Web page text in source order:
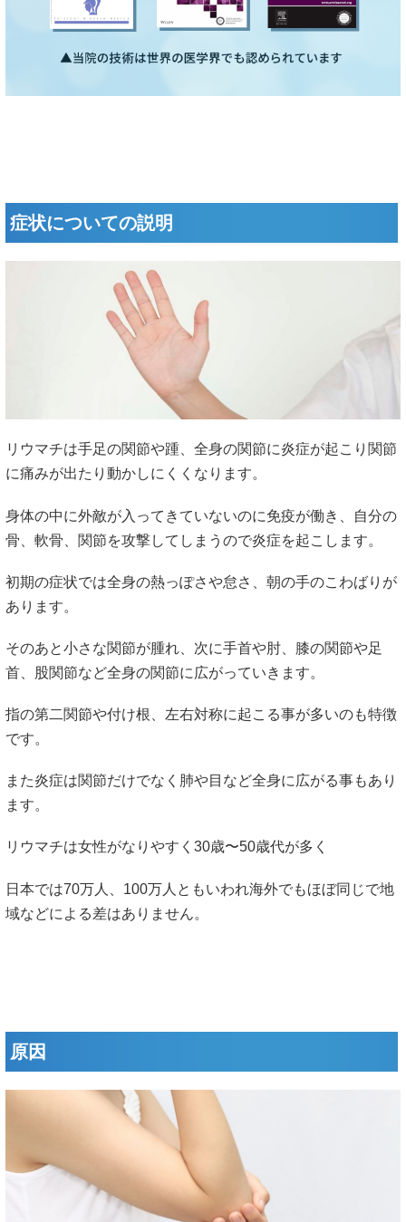
症状についての説明
リウマチは手足の関節や踵、全身の関節に炎症が起こり関節
に痛みが出たり動かしにくくなります。
身体の中に外敵が入ってきていないのに免疫が働き、自分の
骨、軟骨、関節を攻撃してしまうので炎症を起こします。
初期の症状では全身の熱っぽさや怠さ、朝の手のこわばりが
あります。
そのあと小さな関節が腫れ、次に手首や肘、膝の関節や足
首、股関節など全身の関節に広がっていきます。
指の第二関節や付け根、左右対称に起こる事が多いのも特徴
です。
また炎症は関節だけでなく肺や目など全身に広がる事もあり
ます。
リウマチは女性がなりやすく30歳〜50歳代が多く
日本では70万人、100万人ともいわれ海外でもほぼ同じで地
域などによる差はありません。
原因